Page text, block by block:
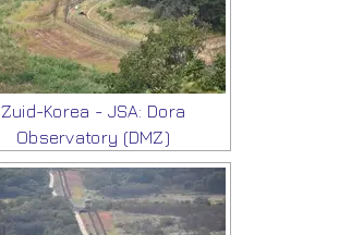
Zuid-Korea - JSA: Dora
Observatory (DMZ)